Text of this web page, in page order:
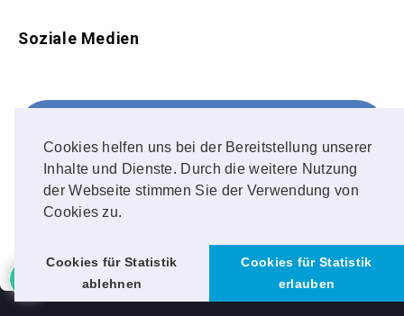
Cookies helfen uns bei der Bereitstellung unserer
Inhalte und Dienste. Durch die weitere Nutzung
der Webseite stimmen Sie der Verwendung von
Cookies zu.
Cookies für Statistik
ablehnen
Cookies für Statistik
erlauben
Soziale Medien
FOLLOW ME!
Instagram
OUR PHOTOS!